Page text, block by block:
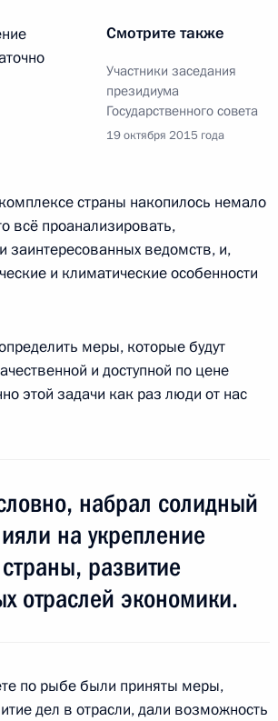
командные
9
Смотрите также
Участники заседания
президиума
Государственного совета
19 октября 2015 года
страны накопилось немало
всё проанализировать,
заинтересованных ведомств, и,
и климатические особенности
меры, которые будут
и доступной по цене
этой задачи как раз люди от нас
набрал солидный
на укрепление
развитие
отраслей экономики.
по рыбе были приняты меры,
дел в отрасли, дали возможность